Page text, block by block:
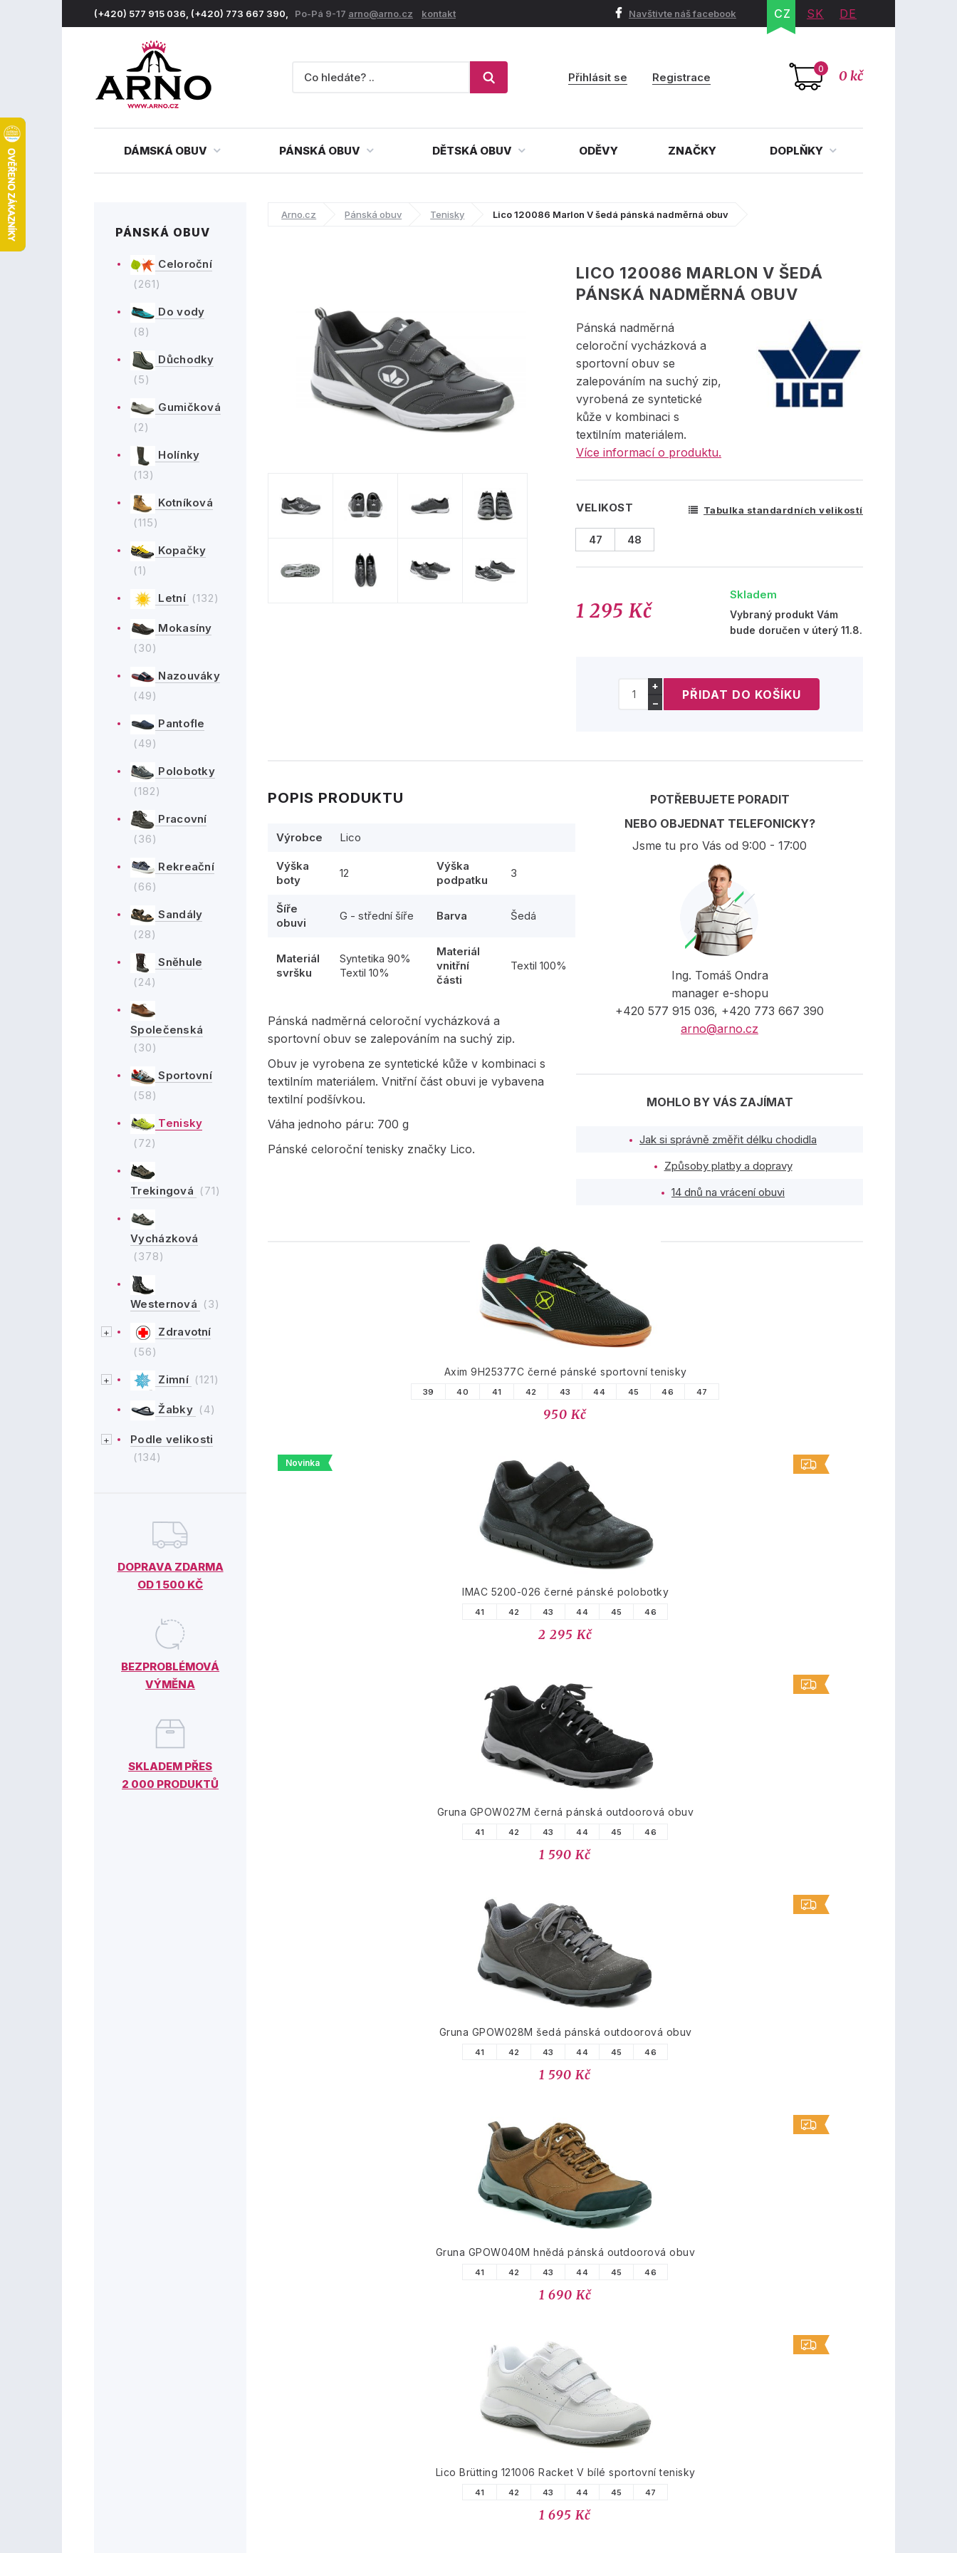
(+420) 577 915 036, (+420) 773 667 390, Po-Pá 9-17 arno@arno.cz kontakt Navštivte náš facebook CZ SK DE
0 0 kč
Přihlásit se Registrace
DÁMSKÁ OBUV PÁNSKÁ OBUV DĚTSKÁ OBUV ODĚVY ZNAČKY DOPLŇKY
PÁNSKÁ OBUV
Celoroční
(261)
Do vody
(8)
Důchodky
(5)
Gumičková
(2)
Holínky
(13)
Kotníková
(115)
Kopačky
(1)
Letní (132)
Mokasíny
(30)
Nazouváky
(49)
Pantofle
(49)
Polobotky
(182)
Pracovní
(36)
Rekreační
(66)
Sandály
(28)
Sněhule
(24)
Společenská
(30)
Sportovní
(58)
Tenisky
(72)
Trekingová (71)
Vycházková
(378)
Westernová (3)
Zdravotní
(56)
Zimní (121)
Žabky (4)
Podle velikosti
(134)
DOPRAVA ZDARMA
OD 1 500 KČ
BEZPROBLÉMOVÁ
VÝMĚNA
SKLADEM PŘES
2 000 PRODUKTŮ
Arno.cz Pánská obuv Tenisky Lico 120086 Marlon V šedá pánská nadměrná obuv
LICO 120086 MARLON V ŠEDÁ
PÁNSKÁ NADMĚRNÁ OBUV
Pánská nadměrná
celoroční vycházková a
sportovní obuv se
zalepováním na suchý zip,
vyrobená ze syntetické
kůže v kombinaci s
textilním materiálem.
Více informací o produktu.
VELIKOST Tabulka standardních velikostí
47 48
1 295 Kč
Skladem
Vybraný produkt Vám
bude doručen v úterý 11.8.
+
−
POPIS PRODUKTU
Výrobce Lico
Výška
boty
12
Výška
podpatku
3
Šíře
obuvi
G - střední šíře Barva Šedá
Materiál
svršku
Syntetika 90%
Textil 10%
Materiál
vnitřní
části
Textil 100%
Pánská nadměrná celoroční vycházková a
sportovní obuv se zalepováním na suchý zip.
Obuv je vyrobena ze syntetické kůže v kombinaci s
textilním materiálem. Vnitřní část obuvi je vybavena
textilní podšívkou.
Váha jednoho páru: 700 g
Pánské celoroční tenisky značky Lico.
POTŘEBUJETE PORADIT
NEBO OBJEDNAT TELEFONICKY?
Jsme tu pro Vás od 9:00 - 17:00
Ing. Tomáš Ondra
manager e-shopu
+420 577 915 036, +420 773 667 390
arno@arno.cz
MOHLO BY VÁS ZAJÍMAT
Jak si správně změřit délku chodidla
Způsoby platby a dopravy
14 dnů na vrácení obuvi
PODOBNÉ PRODUKTY
Axim 9H25377C černé pánské sportovní tenisky
39 40 41 42 43 44 45 46 47
950 Kč
Novinka
IMAC 5200-026 černé pánské polobotky
41 42 43 44 45 46
2 295 Kč
Gruna GPOW027M černá pánská outdoorová obuv
41 42 43 44 45 46
1 590 Kč
Gruna GPOW028M šedá pánská outdoorová obuv
41 42 43 44 45 46
1 590 Kč
Gruna GPOW040M hnědá pánská outdoorová obuv
41 42 43 44 45 46
1 690 Kč
Lico Brütting 121006 Racket V bílé sportovní tenisky
41 42 43 44 45 47
1 695 Kč